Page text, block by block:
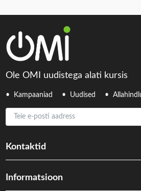
Ole OMI uudistega alati kursis
Kampaaniad Uudised
Teie e-posti aadress
Kontaktid
Informatsioon